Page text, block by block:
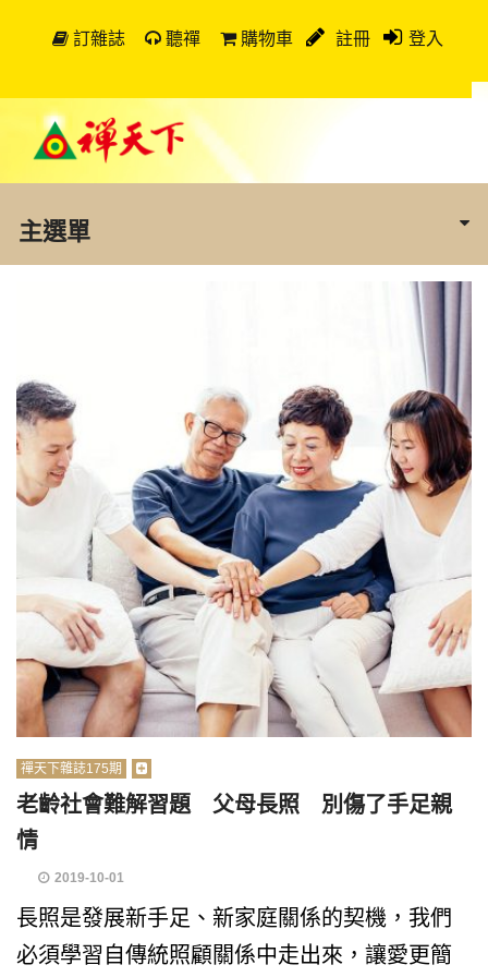
訂雜誌 聽禪 購物車 註冊 登入
主選單
禪天下雜誌175期
老齡社會難解習題 父母長照 別傷了手足親
情
2019-10-01
長照是發展新手足、新家庭關係的契機，我們
必須學習自傳統照顧關係中走出來，讓愛更簡